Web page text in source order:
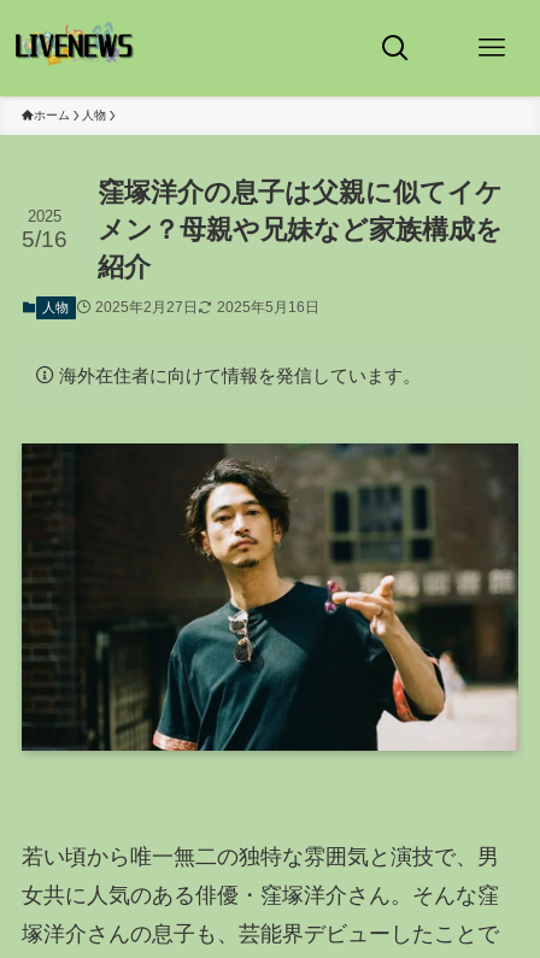
ホーム 人物
窪塚洋介の息子は父親に似てイケ
メン？母親や兄妹など家族構成を
紹介
2025
5/16
人物 2025年2月27日 2025年5月16日
海外在住者に向けて情報を発信しています。
若い頃から唯一無二の独特な雰囲気と演技で、男
女共に人気のある俳優・窪塚洋介さん。そんな窪
塚洋介さんの息子も、芸能界デビューしたことで